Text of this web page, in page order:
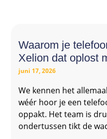
Waarom je
Xelion dat oplost
juni 17, 2026
We kennen het
wéér hoor je een
oppakt. Het team is
ondertussen tikt de